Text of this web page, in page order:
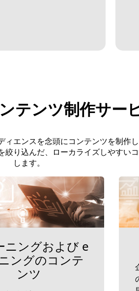
テンツ制作サー
ィエンスを念頭にコンテンツを制作
絞り込んだ、ローカライズしやすい
します。
ニングおよび e
ングのコンテ
ンツ